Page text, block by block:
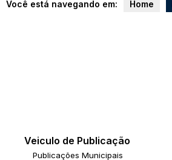
Você está navegando em: Home
Veiculo de Publicação